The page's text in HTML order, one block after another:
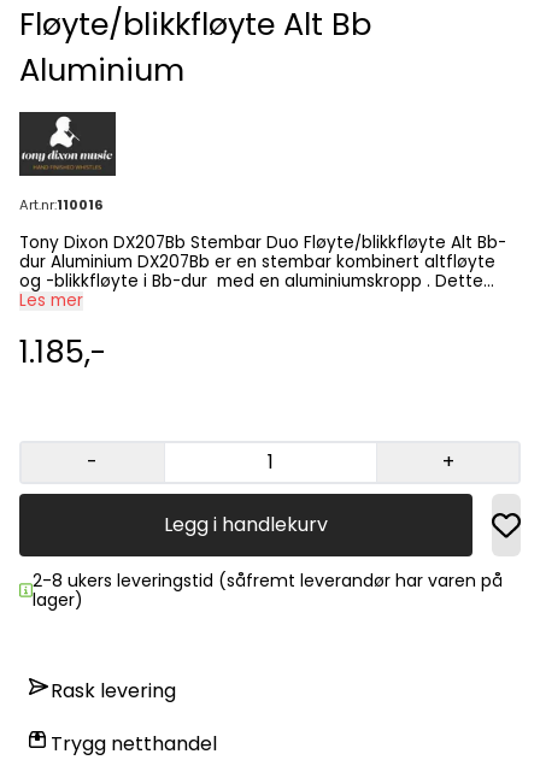
Fløyte/blikkfløyte Alt Bb
Aluminium
Art.nr:110016
Tony Dixon DX207Bb Stembar Duo Fløyte/blikkfløyte Alt Bb-
dur Aluminium DX207Bb er en stembar kombinert altfløyte
og -blikkfløyte i Bb-dur med en aluminiumskropp . Dette
instrumentet er designet for å gi både fløyte- og
gjør det enklere å tilpasse instrumentet til ulike musikalske
behov, enten du spiller solo eller i ensemble. 🎵 Egenskaper:
forskjellige musikkstiler Passer for: Utøvere på alle nivåer,
fra nybegynnere til erfarne fløytister Denne
fløyten/blikkfløyten kombinerer holdbarhet og klar lyd ,
perfekt for både utendørs spill og studioopptak, og gir deg
fleksibiliteten til å eksperimentere med ulike lydmiks og
Les mer
1.185,-
- +
Legg i handlekurv
2-8 ukers leveringstid (såfremt leverandør har varen på
lager)
Rask levering
Trygg netthandel